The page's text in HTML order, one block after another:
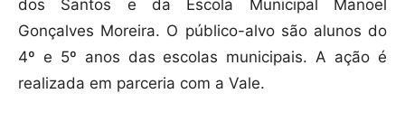
dos Santos e da Escola Municipal Manoel
Gonçalves Moreira. O público-alvo são alunos do
4º e 5º anos das escolas municipais. A ação é
realizada em parceria com a Vale.